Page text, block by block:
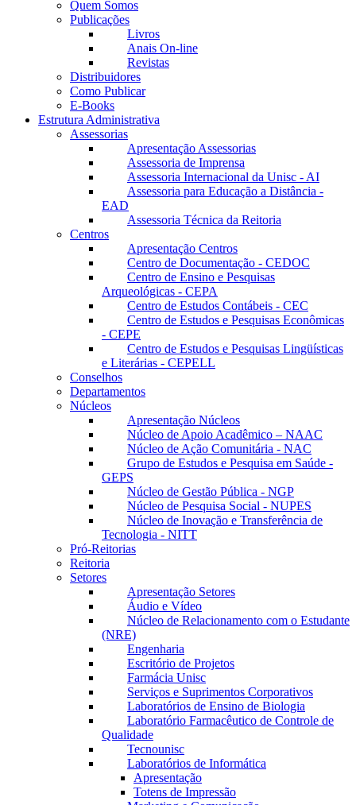
Quem Somos
Publicações
Livros
Anais On-line
Revistas
Distribuidores
Como Publicar
E-Books
Estrutura Administrativa
Assessorias
Apresentação Assessorias
Assessoria de Imprensa
Assessoria Internacional da Unisc - AI
Assessoria para Educação a Distância -
EAD
Assessoria Técnica da Reitoria
Centros
Apresentação Centros
Centro de Documentação - CEDOC
Centro de Ensino e Pesquisas
Arqueológicas - CEPA
Centro de Estudos Contábeis - CEC
Centro de Estudos e Pesquisas Econômicas
- CEPE
Centro de Estudos e Pesquisas Lingüísticas
e Literárias - CEPELL
Conselhos
Departamentos
Núcleos
Apresentação Núcleos
Núcleo de Apoio Acadêmico – NAAC
Núcleo de Ação Comunitária - NAC
Grupo de Estudos e Pesquisa em Saúde -
GEPS
Núcleo de Gestão Pública - NGP
Núcleo de Pesquisa Social - NUPES
Núcleo de Inovação e Transferência de
Tecnologia - NITT
Pró-Reitorias
Reitoria
Setores
Apresentação Setores
Áudio e Vídeo
Núcleo de Relacionamento com o Estudante
(NRE)
Engenharia
Escritório de Projetos
Farmácia Unisc
Serviços e Suprimentos Corporativos
Laboratórios de Ensino de Biologia
Laboratório Farmacêutico de Controle de
Qualidade
Tecnounisc
Laboratórios de Informática
Apresentação
Totens de Impressão